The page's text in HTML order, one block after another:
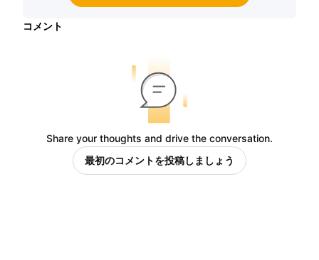
コメント
Share your thoughts and drive the conversation.
最初のコメントを投稿しましょう